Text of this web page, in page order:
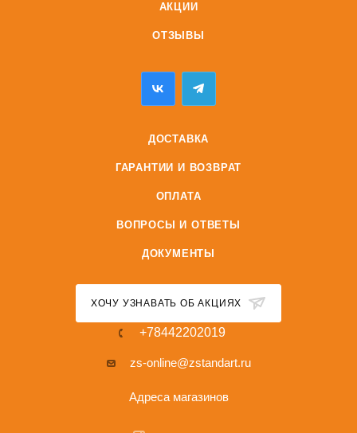
АКЦИИ
ОТЗЫВЫ
ДОСТАВКА
ГАРАНТИИ И ВОЗВРАТ
ОПЛАТА
ВОПРОСЫ И ОТВЕТЫ
ДОКУМЕНТЫ
ХОЧУ УЗНАВАТЬ ОБ АКЦИЯХ
+78442202019
zs-online@zstandart.ru
Адреса магазинов